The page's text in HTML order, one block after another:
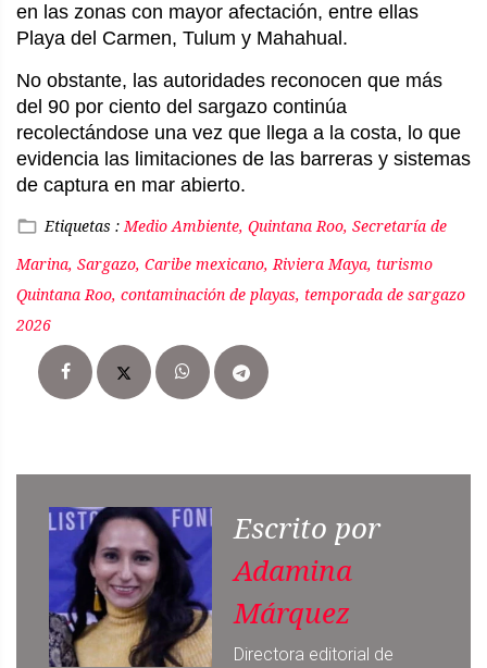
en las zonas con mayor afectación, entre ellas
Playa del Carmen, Tulum y Mahahual.
No obstante, las autoridades reconocen que más
del 90 por ciento del sargazo continúa
recolectándose una vez que llega a la costa, lo que
evidencia las limitaciones de las barreras y sistemas
de captura en mar abierto.
Etiquetas :Medio Ambiente, Quintana Roo, Secretaría de
Marina, Sargazo, Caribe mexicano, Riviera Maya, turismo
Quintana Roo, contaminación de playas, temporada de sargazo
2026
Escrito por
Adamina
Márquez
Directora editorial de